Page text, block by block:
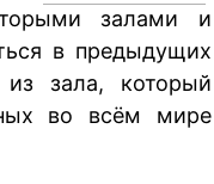
залами и
в предыдущих
зала, который
во всём мире